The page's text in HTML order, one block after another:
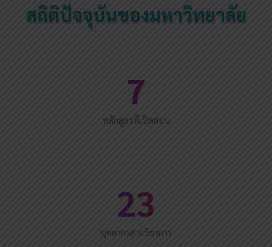
สถิติปัจจุบันของมหาวิทยาลัย
7
หลักสูตรที่เปิดสอน
23
บุคลากรสายวิชาการ